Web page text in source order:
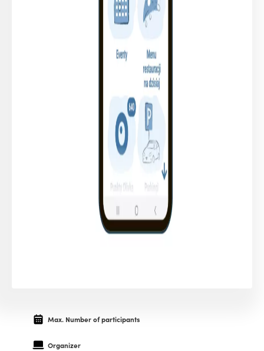
Max. Number of participants
Organizer